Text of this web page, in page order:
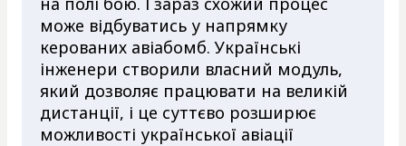
може відбуватись у напрямку
керованих авіабомб. Українські
інженери створили власний модуль,
який дозволяє працювати на великій
дистанції, і це суттєво розширює
можливості української авіації